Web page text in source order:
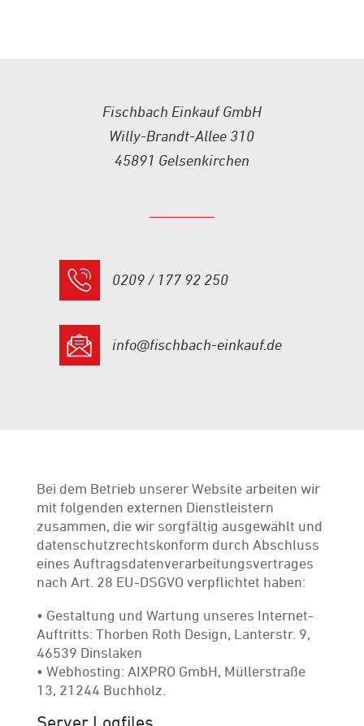
Fischbach Einkauf GmbH
Willy-Brandt-Allee 310
45891 Gelsenkirchen
0209 / 177 92 250
info@fischbach-einkauf.de
Bei dem Betrieb unserer Website arbeiten wir
mit folgenden externen Dienstleistern
zusammen, die wir sorgfältig ausgewählt und
datenschutzrechtskonform durch Abschluss
eines Auftragsdatenverarbeitungsvertrages
nach Art. 28 EU-DSGVO verpflichtet haben:
• Gestaltung und Wartung unseres Internet-
Auftritts: Thorben Roth Design, Lanterstr. 9,
46539 Dinslaken
• Webhosting: AIXPRO GmbH, Müllerstraße
13, 21244 Buchholz.